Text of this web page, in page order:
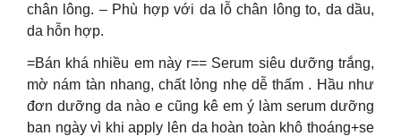
chân lông. – Phù hợp với da lỗ chân lông to, da dầu,
da hỗn hợp.
=Bán khá nhiều em này r== Serum siêu dưỡng trắng,
mờ nám tàn nhang, chất lỏng nhẹ dễ thấm . Hầu như
đơn dưỡng da nào e cũng kê em ý làm serum dưỡng
ban ngày vì khi apply lên da hoàn toàn khô thoáng+se